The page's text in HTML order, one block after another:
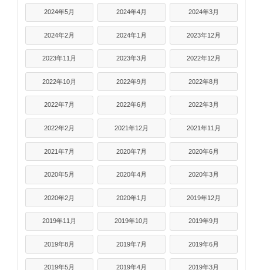
2024年5月 2024年4月 2024年3月
2024年2月 2024年1月 2023年12月
2023年11月 2023年3月 2022年12月
2022年10月 2022年9月 2022年8月
2022年7月 2022年6月 2022年3月
2022年2月 2021年12月 2021年11月
2021年7月 2020年7月 2020年6月
2020年5月 2020年4月 2020年3月
2020年2月 2020年1月 2019年12月
2019年11月 2019年10月 2019年9月
2019年8月 2019年7月 2019年6月
2019年5月 2019年4月 2019年3月